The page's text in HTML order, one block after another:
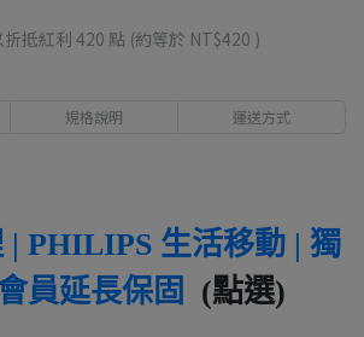
折抵紅利 420 點 (約等於 NT$420 )
規格說明 運送方式
| PHILIPS 生活移動 | 獨
員延長保固
(點選)